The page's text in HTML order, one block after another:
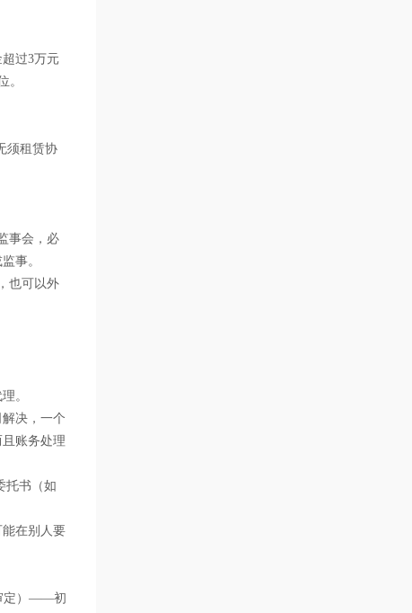
过3万元
。
须租赁协
事会，必
事。
也可以外
。
决，一个
账务处理
托书（如
在别人要
定）——初